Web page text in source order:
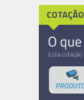
COTAÇÃO